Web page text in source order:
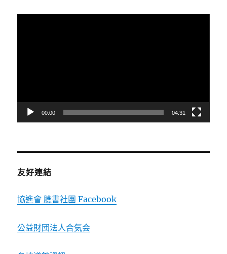
00:00 04:31
友好連結
協進會 臉書社團 Facebook
公益財団法人合気会